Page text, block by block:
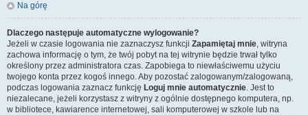
Na górę
Dlaczego następuje automatyczne wylogowanie?
Jeżeli w czasie logowania nie zaznaczysz funkcji Zapamiętaj mnie, witryna
zachowa informację o tym, że twój pobyt na tej witrynie będzie trwał tylko
określony przez administratora czas. Zapobiega to niewłaściwemu użyciu
twojego konta przez kogoś innego. Aby pozostać zalogowanym/zalogowaną,
podczas logowania zaznacz funkcję Loguj mnie automatycznie. Jest to
niezalecane, jeżeli korzystasz z witryny z ogólnie dostępnego komputera, np.
w bibliotece, kawiarence internetowej, sali komputerowej w szkole lub na